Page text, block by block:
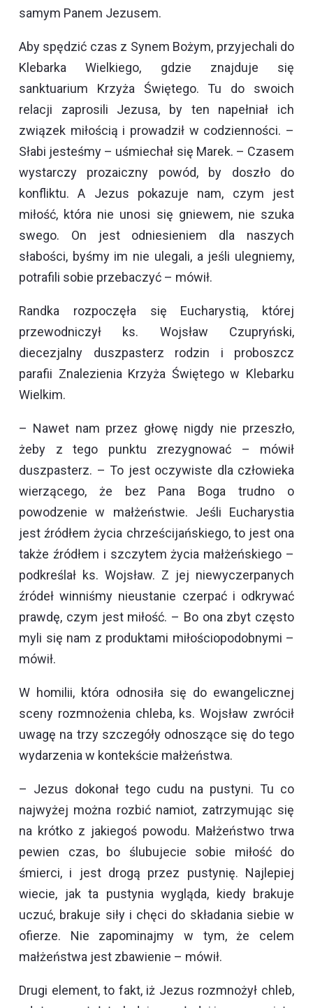
samym Panem Jezusem.
Aby spędzić czas z Synem Bożym, przyjechali do
Klebarka Wielkiego, gdzie znajduje się
sanktuarium Krzyża Świętego. Tu do swoich
relacji zaprosili Jezusa, by ten napełniał ich
związek miłością i prowadził w codzienności. –
Słabi jesteśmy – uśmiechał się Marek. – Czasem
wystarczy prozaiczny powód, by doszło do
konfliktu. A Jezus pokazuje nam, czym jest
miłość, która nie unosi się gniewem, nie szuka
swego. On jest odniesieniem dla naszych
słabości, byśmy im nie ulegali, a jeśli ulegniemy,
potrafili sobie przebaczyć – mówił.
Randka rozpoczęła się Eucharystią, której
przewodniczył ks. Wojsław Czupryński,
diecezjalny duszpasterz rodzin i proboszcz
parafii Znalezienia Krzyża Świętego w Klebarku
Wielkim.
– Nawet nam przez głowę nigdy nie przeszło,
żeby z tego punktu zrezygnować – mówił
duszpasterz. – To jest oczywiste dla człowieka
wierzącego, że bez Pana Boga trudno o
powodzenie w małżeństwie. Jeśli Eucharystia
jest źródłem życia chrześcijańskiego, to jest ona
także źródłem i szczytem życia małżeńskiego –
podkreślał ks. Wojsław. Z jej niewyczerpanych
źródeł winniśmy nieustanie czerpać i odkrywać
prawdę, czym jest miłość. – Bo ona zbyt często
myli się nam z produktami miłościopodobnymi –
mówił.
W homilii, która odnosiła się do ewangelicznej
sceny rozmnożenia chleba, ks. Wojsław zwrócił
uwagę na trzy szczegóły odnoszące się do tego
wydarzenia w kontekście małżeństwa.
– Jezus dokonał tego cudu na pustyni. Tu co
najwyżej można rozbić namiot, zatrzymując się
na krótko z jakiegoś powodu. Małżeństwo trwa
pewien czas, bo ślubujecie sobie miłość do
śmierci, i jest drogą przez pustynię. Najlepiej
wiecie, jak ta pustynia wygląda, kiedy brakuje
uczuć, brakuje siły i chęci do składania siebie w
ofierze. Nie zapominajmy w tym, że celem
małżeństwa jest zbawienie – mówił.
Drugi element, to fakt, iż Jezus rozmnożył chleb,